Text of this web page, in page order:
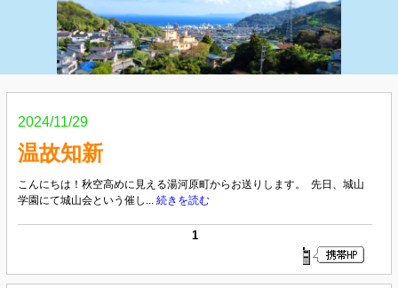
2024/11/29
温故知新
こんにちは！秋空高めに見える湯河原町からお送りします。 先日、城山
学園にて城山会という催し... 続きを読む
1